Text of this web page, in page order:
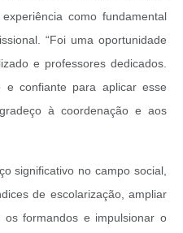
como fundamental
“Foi uma oportunidade
e professores dedicados.
e confiante para aplicar esse
à coordenação e aos
significativo no campo social,
de escolarização, ampliar
formandos e impulsionar o